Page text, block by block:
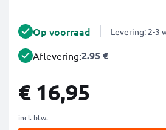
Op voorraad Levering: 2-3
Aflevering:2.95 €
€ 16,95
incl. btw.